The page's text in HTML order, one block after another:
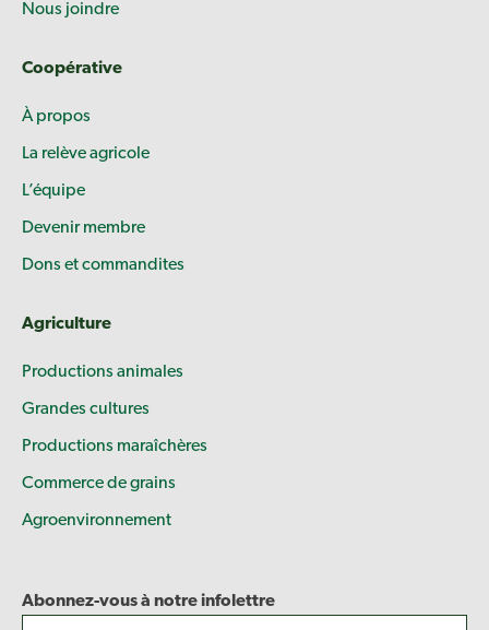
Nous joindre
Coopérative
À propos
La relève agricole
L’équipe
Devenir membre
Dons et commandites
Agriculture
Productions animales
Grandes cultures
Productions maraîchères
Commerce de grains
Agroenvironnement
Abonnez-vous à notre infolettre